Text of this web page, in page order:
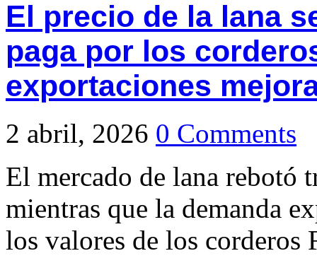
El precio de la lana
paga por los
exportaciones
2 abril, 2026 0 Comments
El mercado de lana rebotó
mientras que la demanda
los valores de los corderos